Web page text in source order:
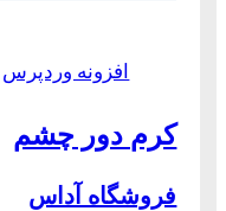
افزونه وردپرس
کرم دور چشم
فروشگاه آداس